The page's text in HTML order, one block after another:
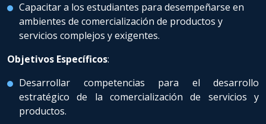
Capacitar a los estudiantes para desempeñarse en
ambientes de comercialización de productos y
servicios complejos y exigentes.
Objetivos Específicos:
Desarrollar competencias para el desarrollo
estratégico de la comercialización de servicios y
productos.